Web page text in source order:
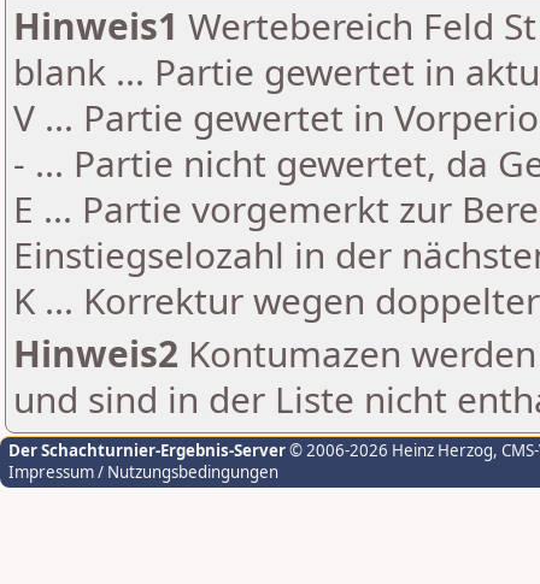
Hinweis1 Wertebereich Feld
blank ... Partie gewertet in
V ... Partie gewertet in
- ... Partie nicht gewertet, da
E ... Partie vorgemerkt zur
Einstiegselozahl in der
K ... Korrektur wegen
Hinweis2 Kontumazen
und sind in der Liste nicht
Der Schachturnier-Ergebnis-Server© 2006-2026 Heinz Herzog,
Impressum / Nutzungsbedingungen